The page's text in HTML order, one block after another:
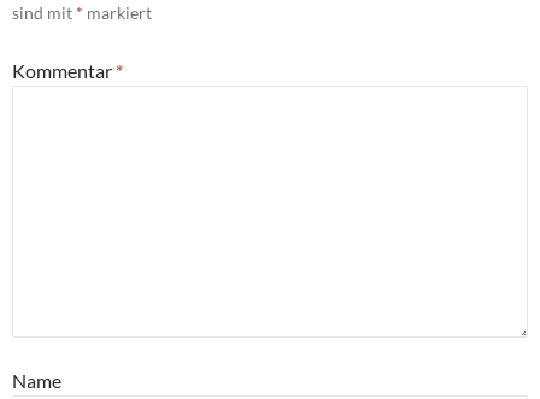
sind mit * markiert
Kommentar *
Name